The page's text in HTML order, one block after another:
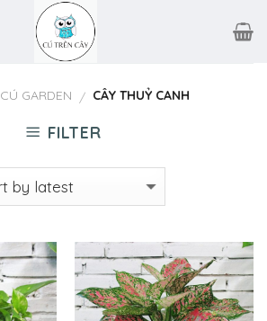
CÚ GARDEN / CÂY THUỶ CANH
FILTER